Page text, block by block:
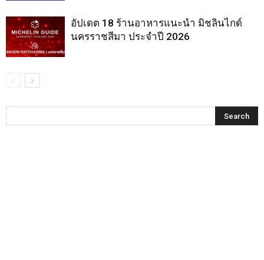
อัปเดต 18 ร้านอาหารแนะนำ มิชลินไกด์
นครราชสีมา ประจำปี 2026